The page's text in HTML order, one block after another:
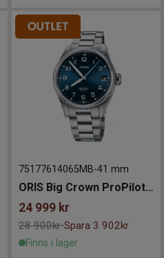
75177614065MB-41 mm
ORIS Big Crown ProPilot Date 41mm
24 999 kr
28 900kr-Spara 3 902kr
Finns i lager